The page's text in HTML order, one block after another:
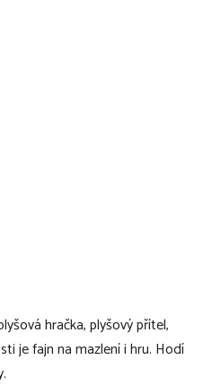
hračka, plyšový přítel,
je fajn na mazlení i hru. Hodí